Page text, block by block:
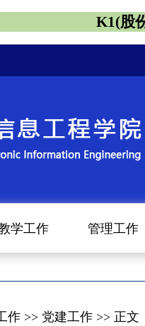
K1(股
学工作 管理工作
作 >> 党建工作 >> 正文